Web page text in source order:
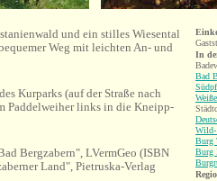
und ein stilles Wiesental
Weg mit leichten An- und
Kurparks (auf der Straße nach
Paddelweiher links in die Kneipp-
Bergzabern", LVermGeo (ISBN
Land", Pietruska-Verlag
In
Bad
Wild-
Burg
Burg